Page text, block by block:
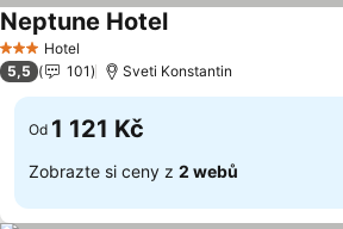
3 Počet hvězdiček
Hotel
Neptune Hotel
5,5 101 Sveti Konstantin
Od 1 121 Kč
Zobrazte si ceny z 2 webů